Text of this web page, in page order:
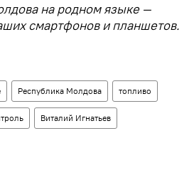
на родном языке —
смартфонов и планшетов.
Республика Молдова топливо
Виталий Игнатьев